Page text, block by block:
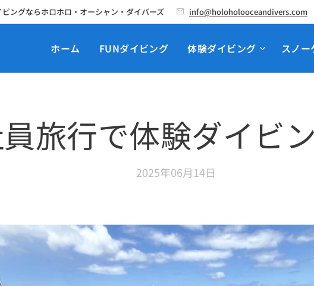
ングならホロホロ・オーシャン・ダイバーズ info@holoholooceandivers.com
ホーム FUNダイビング 体験ダイビング スノー
旅行で体験ダイビ
2025年06月14日